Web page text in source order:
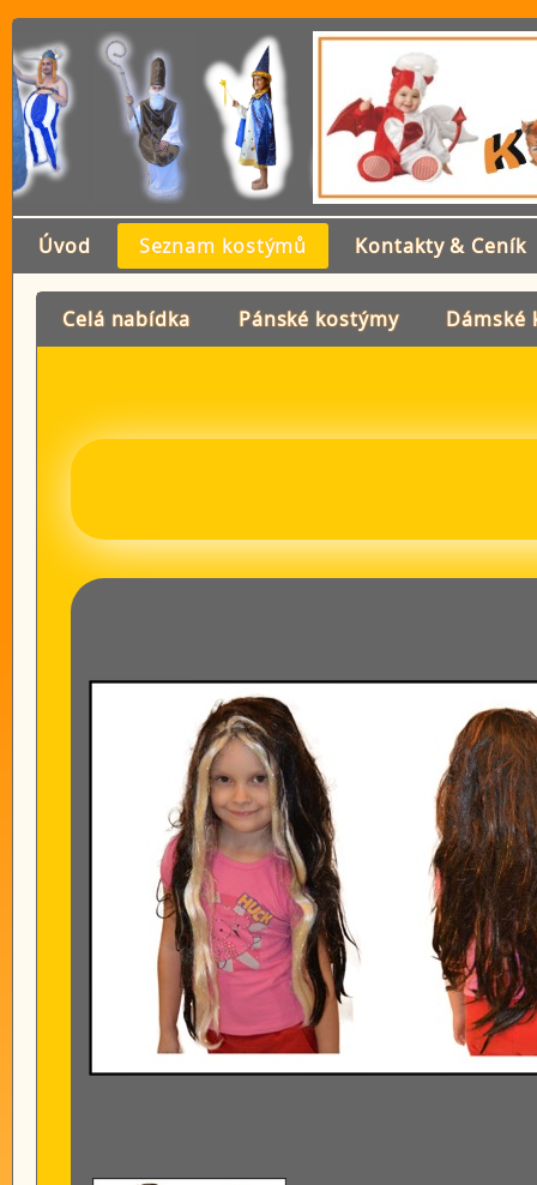
Úvod Seznam kostýmů Kontakty & Ceník
Celá nabídka Pánské kostýmy Dámské